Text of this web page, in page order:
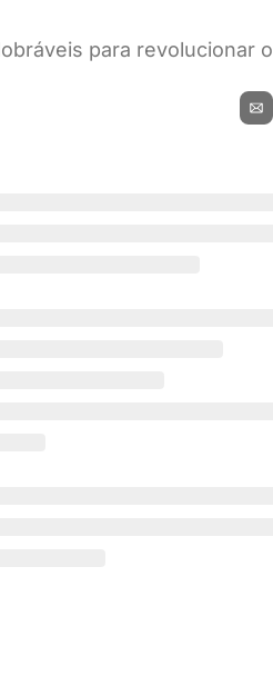
para revolucionar o